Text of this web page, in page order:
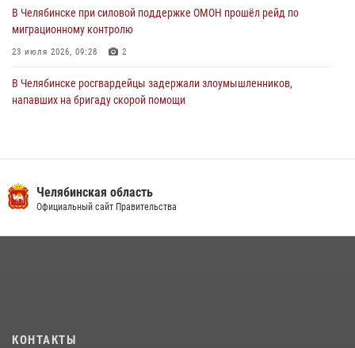
В Челябинске при силовой поддержке ОМОН прошёл рейд по
миграционному контролю
23 июля 2026, 09:28 2
В Челябинске росгвардейцы задержали злоумышленников,
напавших на бригаду скорой помощи
13 июля 2026, 03:02 5
Челябинская область
Официальный сайт Правительства
КОНТАКТЫ